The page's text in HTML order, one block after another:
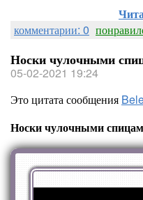
комментарии: 0
Носки чулочными
05-02-2021 19:24
Это цитата сообщения
Носки чулочными